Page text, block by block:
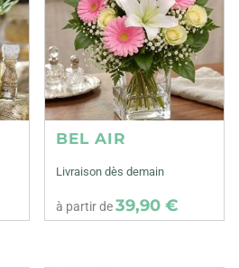
BEL AIR
Livraison dès demain
à partir de39,90 €